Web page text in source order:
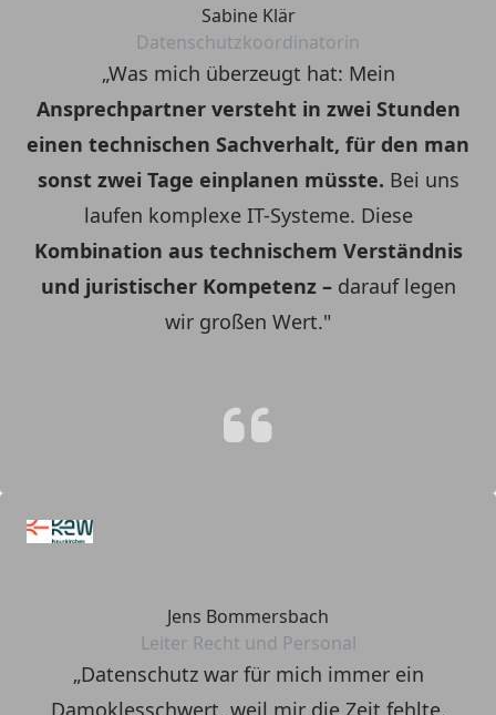
Sabine Klär
Datenschutzkoordinatorin
„Was mich überzeugt hat: Mein
Ansprechpartner versteht in zwei Stunden
einen technischen Sachverhalt, für den man
sonst zwei Tage einplanen müsste. Bei uns
laufen komplexe IT-Systeme. Diese
Kombination aus technischem Verständnis
und juristischer Kompetenz –darauf legen
wir großen Wert."
Jens Bommersbach
Leiter Recht und Personal
„Datenschutz war für mich immer ein
Damoklesschwert, weil mir die Zeit fehlte.